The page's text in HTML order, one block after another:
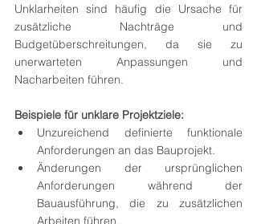
Unklarheiten sind häufig die Ursache für
zusätzliche Nachträge und
Budgetüberschreitungen, da sie zu
unerwarteten Anpassungen und
Nacharbeiten führen.
Beispiele für unklare Projektziele:
Unzureichend definierte funktionale
Anforderungen an das Bauprojekt.
Änderungen der ursprünglichen
Anforderungen während der
Bauausführung, die zu zusätzlichen
Arbeiten führen.